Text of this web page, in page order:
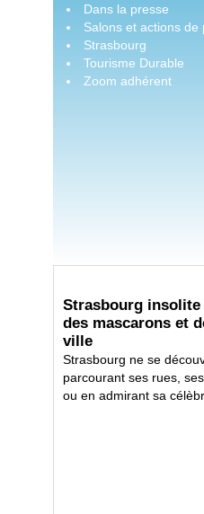
Dans la presse
Salons et actions de
Strasbourg
Tourisme Durable
Zoom adhérent
Strasbourg insolite
des mascarons et
ville
Strasbourg ne se
parcourant ses rues,
ou en admirant sa